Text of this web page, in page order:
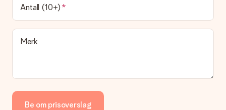
Antall (10+)
Merk
Be om prisoverslag